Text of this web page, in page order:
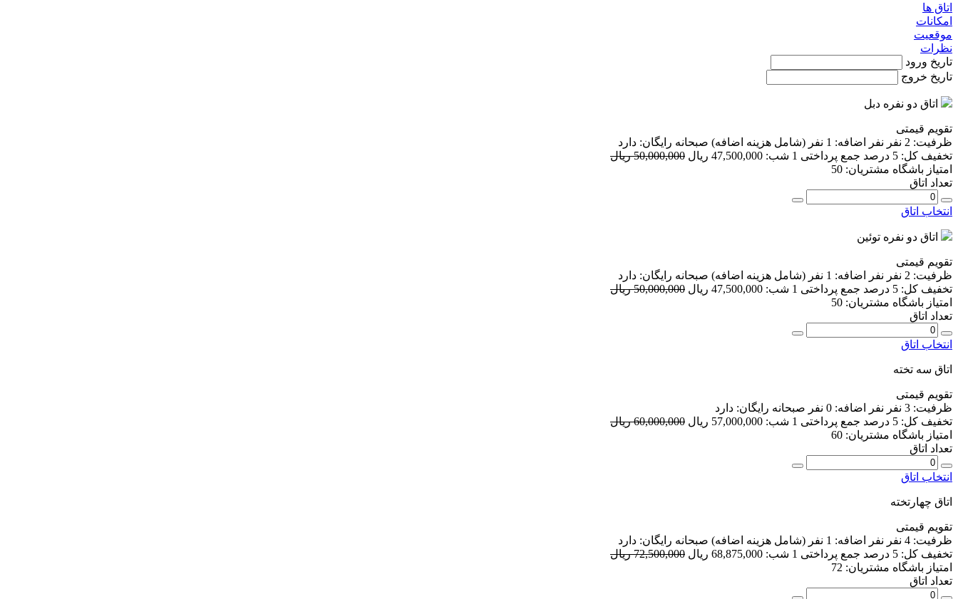
اتاق ها
امکانات
موقعیت
نظرات
تاریخ ورود
تاریخ خروج
اتاق دو نفره دبل
تقویم قیمتی
ظرفیت: 2 نفر نفر اضافه: 1 نفر (شامل هزینه اضافه) صبحانه رایگان: دارد
تخفیف کل: 5 درصد جمع پرداختی 1 شب: 47,500,000 ریال
50,000,000 ریال
امتیاز باشگاه مشتریان: 50
تعداد اتاق
انتخاب اتاق
اتاق دو نفره توئین
تقویم قیمتی
ظرفیت: 2 نفر نفر اضافه: 1 نفر (شامل هزینه اضافه) صبحانه رایگان: دارد
تخفیف کل: 5 درصد جمع پرداختی 1 شب: 47,500,000 ریال
50,000,000 ریال
امتیاز باشگاه مشتریان: 50
تعداد اتاق
انتخاب اتاق
اتاق سه تخته
تقویم قیمتی
ظرفیت: 3 نفر نفر اضافه: 0 نفر صبحانه رایگان: دارد
تخفیف کل: 5 درصد جمع پرداختی 1 شب: 57,000,000 ریال
60,000,000 ریال
امتیاز باشگاه مشتریان: 60
تعداد اتاق
انتخاب اتاق
اتاق چهارتخته
تقویم قیمتی
ظرفیت: 4 نفر نفر اضافه: 1 نفر (شامل هزینه اضافه) صبحانه رایگان: دارد
تخفیف کل: 5 درصد جمع پرداختی 1 شب: 68,875,000 ریال
72,500,000 ریال
امتیاز باشگاه مشتریان: 72
تعداد اتاق